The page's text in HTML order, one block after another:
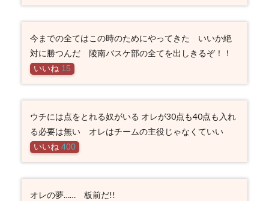
今までの全てはこの時のためにやってきた いいか絶
対に勝つんだ 陵南バスケ部の全てを出しきるぞ！！
いいね 15
ウチには点をとれる奴がいる オレが30点も40点も入れ
る必要は無い オレはチームの主役じゃなくていい
いいね 400
オレの夢…… 板前だ!!